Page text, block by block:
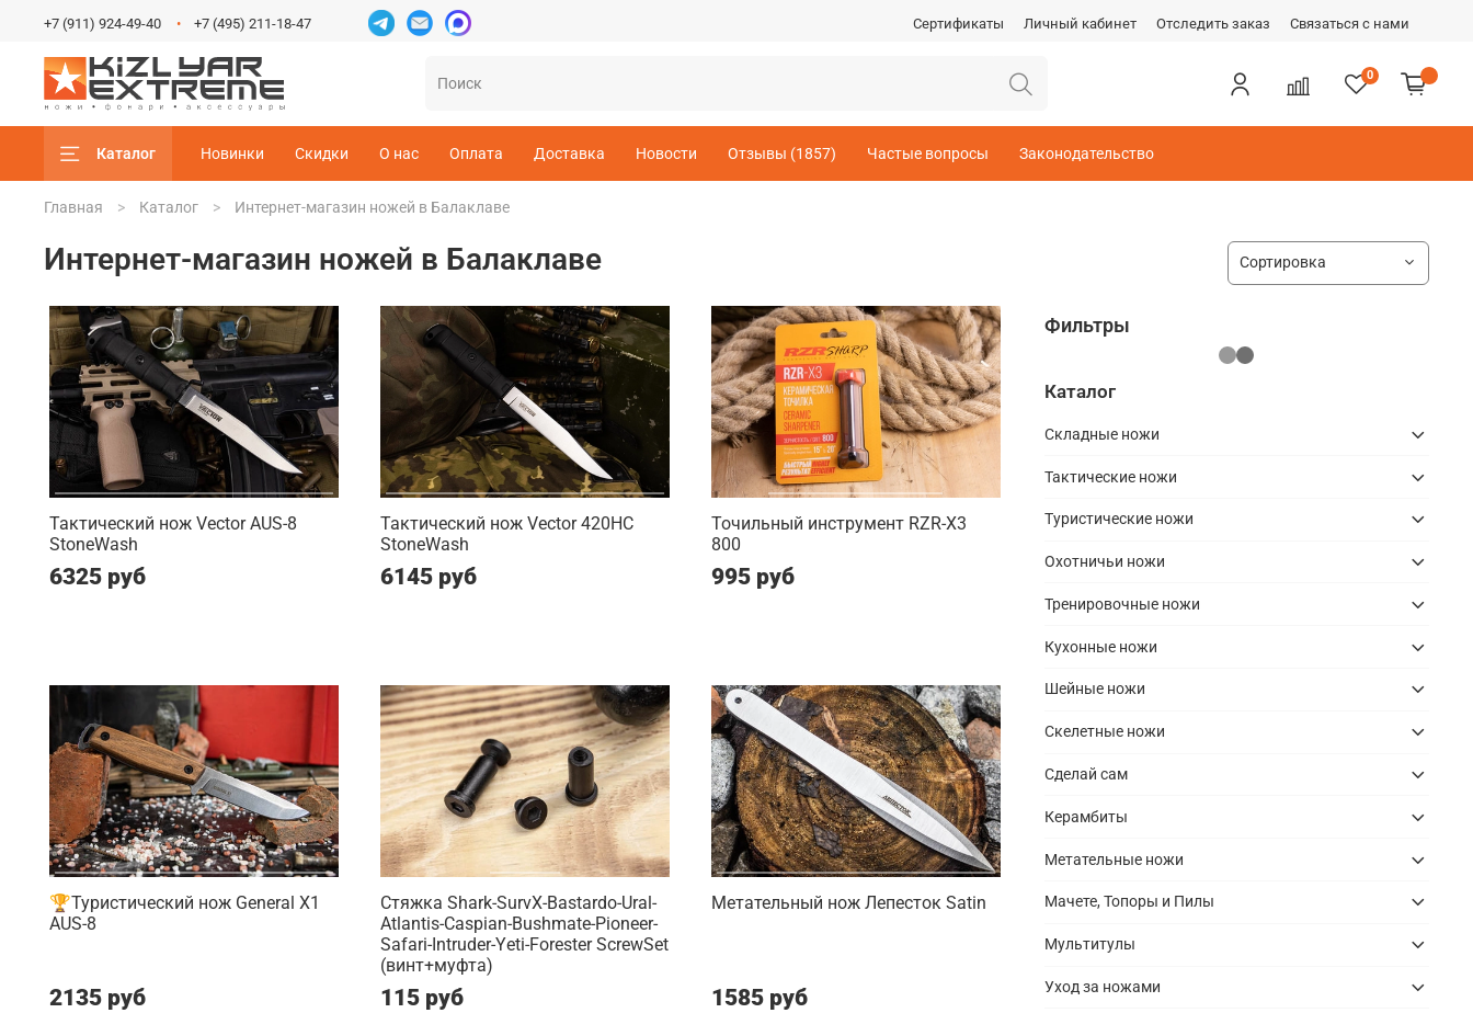
Сертификаты Личный кабинет Отследить заказ Связаться с нами
+7 (911) 924-49-40 +7 (495) 211-18-47
0
Каталог Новинки Скидки О нас Оплата Доставка Новости Отзывы (1857) Частые вопросы Законодательство
Главная Каталог Интернет-магазин ножей в Балаклаве
Интернет-магазин ножей в Балаклаве
Тактический нож Vector AUS-8
StoneWash
6325 руб
Тактический нож Vector 420HC
StoneWash
6145 руб
Точильный инструмент RZR-X3
800
995 руб
🏆Туристический нож General X1
AUS-8
2135 руб
Стяжка Shark-SurvX-Bastardo-Ural-
Atlantis-Caspian-Bushmate-Pioneer-
Safari-Intruder-Yeti-Forester ScrewSet
(винт+муфта)
115 руб
Метательный нож Лепесток Satin
1585 руб
Фильтры
Каталог
Складные ножи
Тактические ножи
Туристические ножи
Охотничьи ножи
Тренировочные ножи
Кухонные ножи
Шейные ножи
Скелетные ножи
Сделай сам
Керамбиты
Метательные ножи
Мачете, Топоры и Пилы
Мультитулы
Уход за ножами